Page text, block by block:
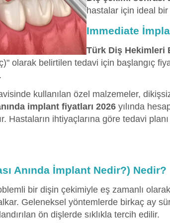
hastalar için ideal
Immediate
Türk Diş Hekimleri
olarak belirtilen tedavi için başlangıç
kullanılan özel malzemeler,
implant fiyatları 2026 yılında
Hastaların ihtiyaçlarına göre tedavi
Anında İmplant Nedir?) Nedir?
bir dişin çekimiyle eş zamanlı
Geleneksel yöntemlerde birkaç ay
ön dişlerde sıklıkla tercih edilir.